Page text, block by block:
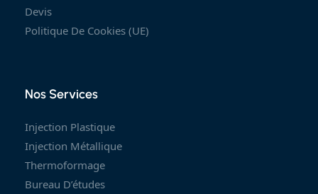
Devis
Politique De Cookies (UE)
Nos Services
Injection Plastique
Injection Métallique
Thermoformage
Bureau D’études